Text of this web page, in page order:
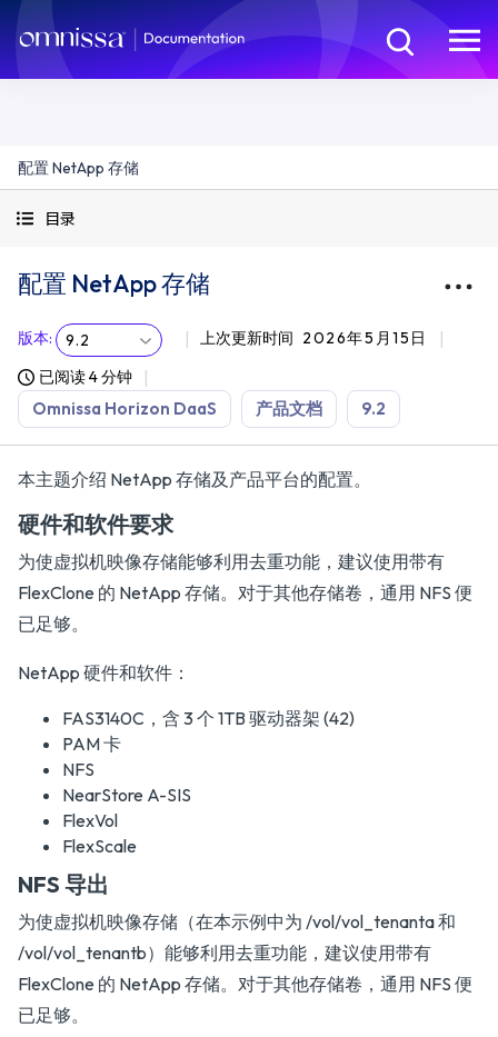
配置 NetApp 存储
目录
配置 NetApp 存储
版本: 9.2 上次更新时间 2026年5月15日
已阅读 4 分钟
Omnissa Horizon DaaS 产品文档 9.2
本主题介绍 NetApp 存储及产品平台的配置。
硬件和软件要求
为使虚拟机映像存储能够利用去重功能，建议使用带有
FlexClone 的 NetApp 存储。对于其他存储卷，通用 NFS 便
已足够。
NetApp 硬件和软件：
FAS3140C，含 3 个 1TB 驱动器架 (42)
PAM 卡
NFS
NearStore A-SIS
FlexVol
FlexScale
NFS 导出
为使虚拟机映像存储（在本示例中为 /vol/vol_tenanta 和
/vol/vol_tenantb）能够利用去重功能，建议使用带有
FlexClone 的 NetApp 存储。对于其他存储卷，通用 NFS 便
已足够。